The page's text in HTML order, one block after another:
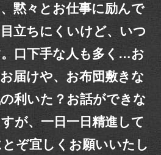
黙々とお仕事に励んで
立ちにくいけど、いつ
口下手な人も多く…お
届けや、お布団敷きな
利いた？お話ができな
が、一日一日精進して
ぞ宜しくお願いいたし